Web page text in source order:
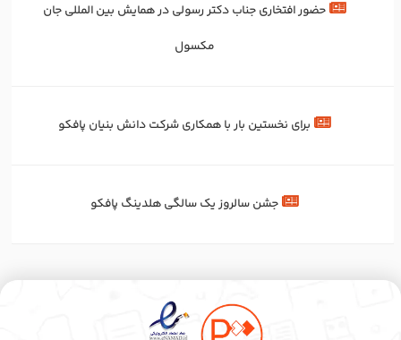
حضور افتخاری جناب دکتر رسولی در همایش بین المللی جان
مکسول
برای‌ نخستین‌ بار با همکاری شرکت دانش بنیان پافکو
جشن سالروز یک سالگی هلدینگ پافکو